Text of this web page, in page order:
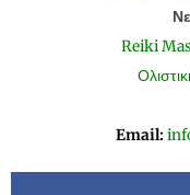
Reiki
Email: